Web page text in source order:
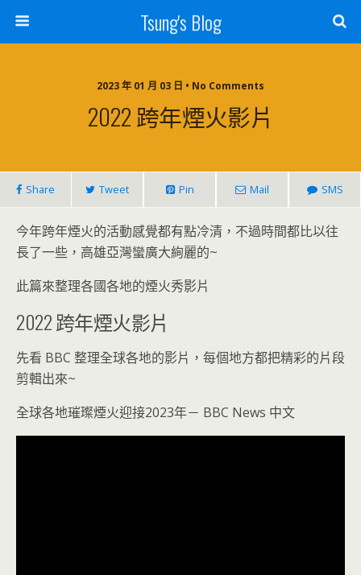
Tsung's Blog
2023 年 01 月 03 日 • No Comments
2022 跨年煙火影片
Share Tweet Pin Mail SMS
今年跨年煙火的活動感覺都有點冷清，不過時間都比以往
長了一些，高雄亞灣蠻廣大絢麗的~
此篇來整理各國各地的煙火秀影片
2022 跨年煙火影片
先看 BBC 整理全球各地的影片，每個地方都把精彩的片段
剪輯出來~
全球各地璀璨煙火迎接2023年－ BBC News 中文